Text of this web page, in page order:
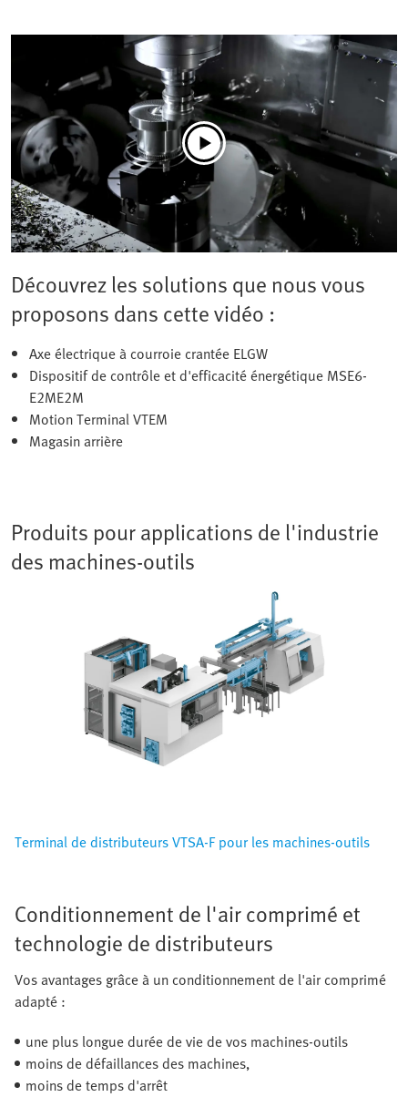
Découvrez les solutions que nous vous
proposons dans cette vidéo :
Axe électrique à courroie crantée ELGW
Dispositif de contrôle et d'efficacité énergétique MSE6-
E2ME2M
Motion Terminal VTEM
Magasin arrière
Produits pour applications de l'industrie
des machines-outils
Terminal de distributeurs VTSA-F pour les machines-outils
Conditionnement de l'air comprimé et
technologie de distributeurs
Vos avantages grâce à un conditionnement de l'air comprimé
adapté :
une plus longue durée de vie de vos machines-outils
moins de défaillances des machines,
moins de temps d'arrêt